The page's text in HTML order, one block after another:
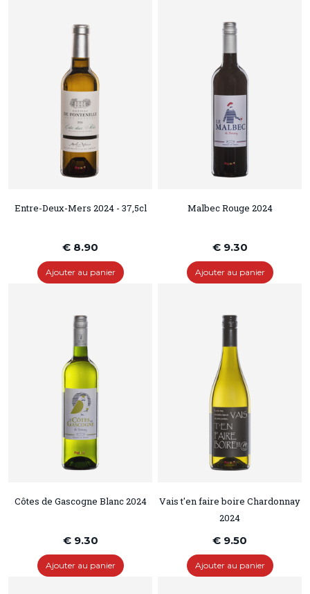
Entre-Deux-Mers 2024 - 37,5cl
€ 8.90
Ajouter au panier
Malbec Rouge 2024
€ 9.30
Ajouter au panier
Côtes de Gascogne Blanc 2024
€ 9.30
Ajouter au panier
Vais t'en faire boire Chardonnay
2024
€ 9.50
Ajouter au panier